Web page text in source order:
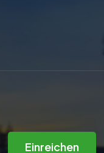
Einreichen